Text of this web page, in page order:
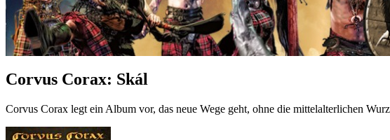
Corvus Corax: Skál
Corvus Corax legt ein Album vor, das neue Wege geht, ohne die mittelalterlichen